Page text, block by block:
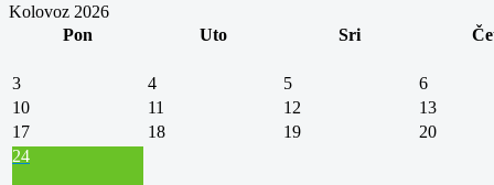
Kolovoz 2026
Pon
Uto Sri
3 4 5
6
10
11 12
13
17
18 19
20
24